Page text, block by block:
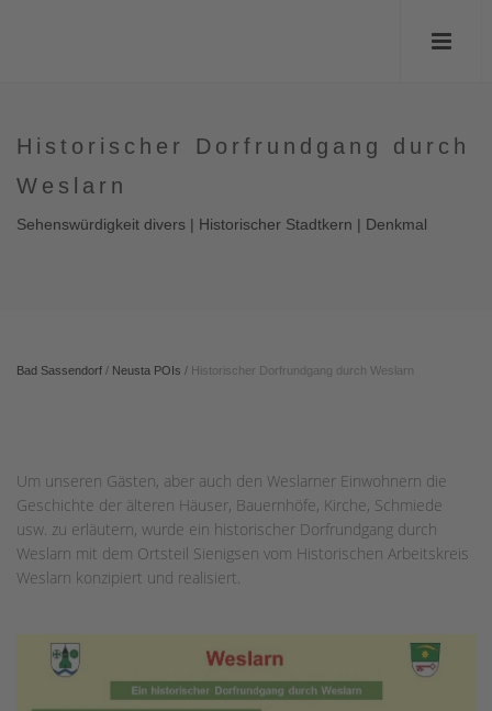
Historischer Dorfrundgang durch
Weslarn
Sehenswürdigkeit divers | Historischer Stadtkern | Denkmal
Bad Sassendorf / Neusta POIs / Historischer Dorfrundgang durch Weslarn
Um unseren Gästen, aber auch den Weslarner Einwohnern die
Geschichte der älteren Häuser, Bauernhöfe, Kirche, Schmiede
usw. zu erläutern, wurde ein historischer Dorfrundgang durch
Weslarn mit dem Ortsteil Sienigsen vom Historischen Arbeitskreis
Weslarn konzipiert und realisiert.